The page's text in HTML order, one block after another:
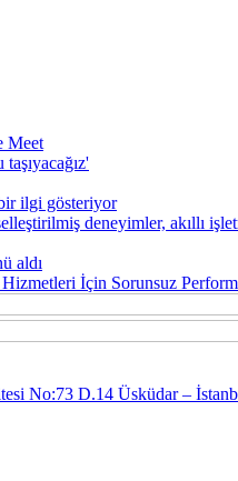
Meet
ilgi gösteriyor
deneyimler, akıllı
aldı
İçin Sorunsuz
No:73 D.14 Üsküdar –